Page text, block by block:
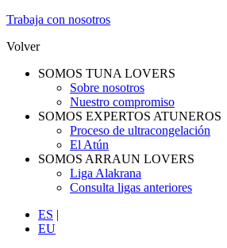
Trabaja con nosotros
Volver
SOMOS TUNA LOVERS
Sobre nosotros
Nuestro compromiso
SOMOS EXPERTOS ATUNEROS
Proceso de ultracongelación
El Atún
SOMOS ARRAUN LOVERS
Liga Alakrana
Consulta ligas anteriores
ES |
EU